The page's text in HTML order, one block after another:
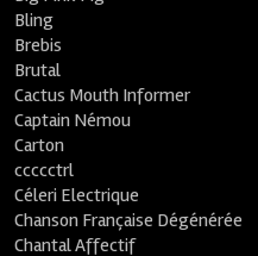
Bling
Brebis
Brutal
Cactus Mouth Informer
Captain Némou
Carton
ccccctrl
Céleri Electrique
Chanson Française Dégénérée
Chantal Affectif